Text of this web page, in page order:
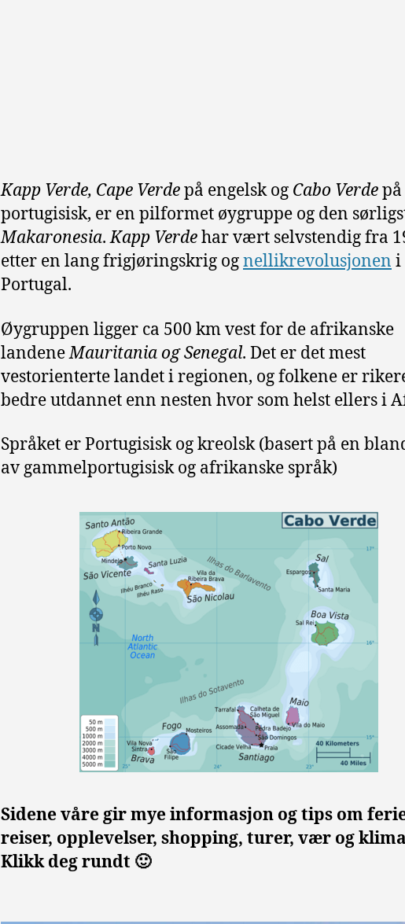
Kapp Verde, Cape Verdepå engelsk og Cabo Verdepå
portugisisk, er en pilformet øygruppe og den
Makaronesia.Kapp Verdehar vært selvstendig fra
etter en lang frigjøringskrig ognellikrevolusjonen i
Portugal.
Øygruppen ligger ca 500 km vest for de afrikanske
landeneMauritania og Senegal. Det er det mest
vestorienterte landet i regionen, og folkene er
bedre utdannet enn nesten hvor som helst ellers i
Språket er Portugisisk og kreolsk (basert på en
av gammelportugisisk og afrikanske språk)
Sidene våre gir mye informasjon og tips om
reiser, opplevelser, shopping, turer, vær og
Klikk deg rundt 🙂